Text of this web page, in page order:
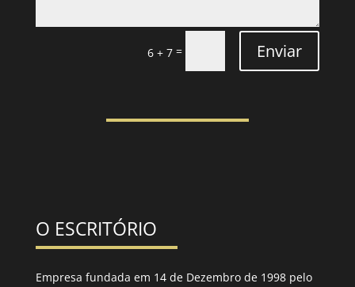
6 + 7 = Enviar
O ESCRITÓRIO
Empresa fundada em 14 de Dezembro de 1998 pelo